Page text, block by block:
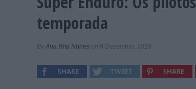
temporada
By Ana Rita Nunes on 6 Dezembro, 2019
SHARE TWEET SHARE